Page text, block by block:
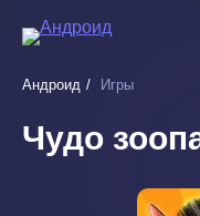
основному
Андроид Игры
Чудо